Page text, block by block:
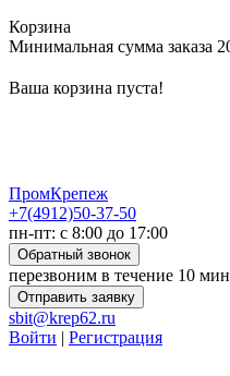
Корзина
Минимальная сумма заказа
Ваша корзина пуста!
ПромКрепеж
+7(4912)50-37-50
пн-пт: с 8:00 до 17:00
Обратный звонок
перезвоним в течение 10
Отправить заявку
sbit@krep62.ru
Войти | Регистрация